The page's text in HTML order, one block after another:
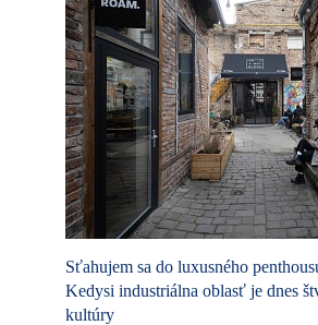
Sťahujem sa do luxusného
Kedysi industriálna oblasť je dnes
kultúry